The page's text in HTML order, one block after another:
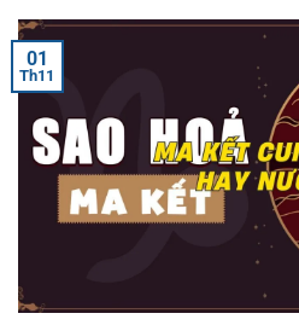
01
Th11